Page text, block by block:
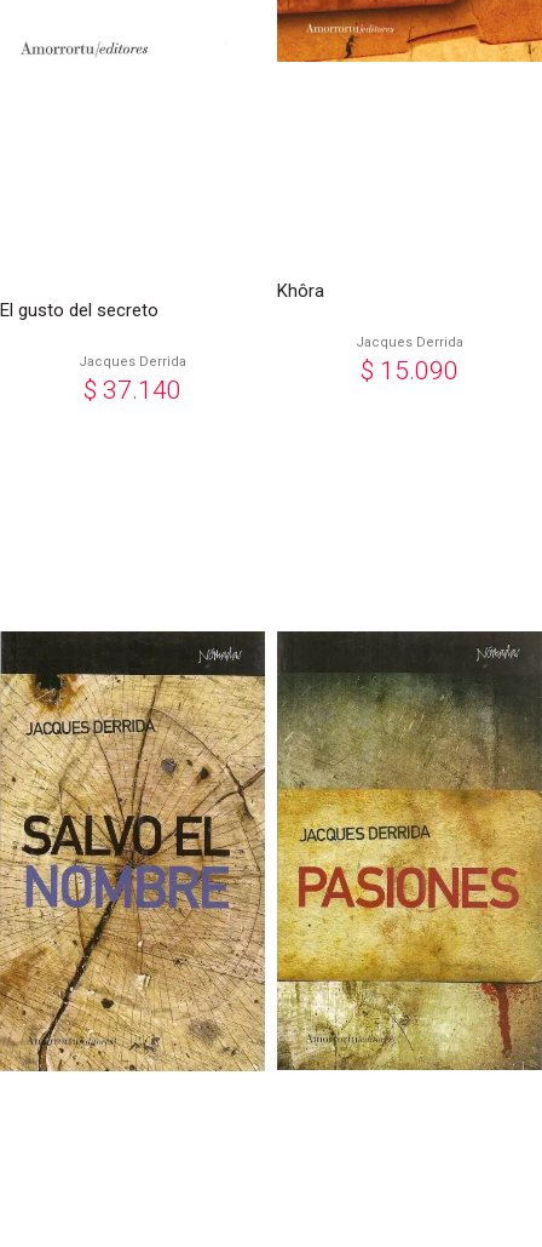
El gusto del secreto
Jacques Derrida
$ 37.140
Khôra
Jacques Derrida
$ 15.090